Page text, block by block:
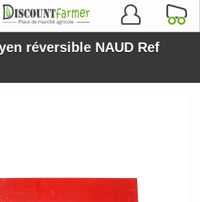
réversible NAUD Ref